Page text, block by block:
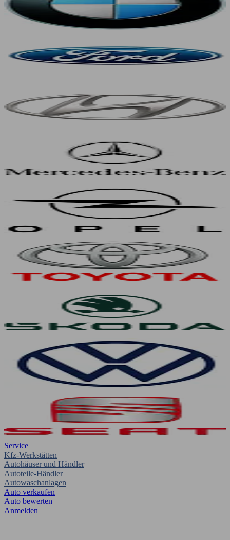
Service
Kfz-Werkstätten
Autohäuser und Händler
Autoteile-Händler
Autowaschanlagen
Auto verkaufen
Auto bewerten
Anmelden